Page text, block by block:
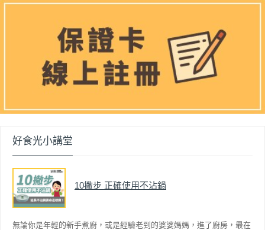
好食光小講堂
10撇步 正確使用不沾鍋
無論你是年輕的新手煮廚，或是經驗老到的婆婆媽媽，進了廚房，最在